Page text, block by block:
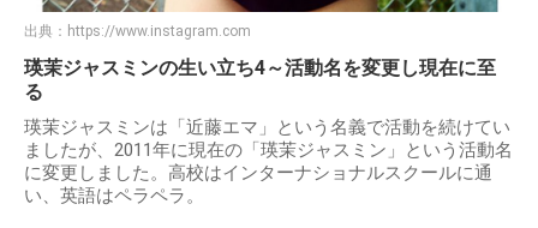
出典： https://www.instagram.com
瑛茉ジャスミンの生い立ち4～活動名を変更し現在に至
る
瑛茉ジャスミンは「近藤エマ」という名義で活動を続けてい
ましたが、2011年に現在の「瑛茉ジャスミン」という活動名
に変更しました。高校はインターナショナルスクールに通
い、英語はペラペラ。